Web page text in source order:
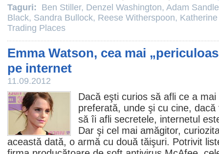
Taguri: Ben Stiller, Denzel Washington, Adam
Black, Sandra Bullock, Reese Witherspoon,
Trading Places
Emma Watson, cea mai
pe internet
11.09.2012
Dacă eşti curios să afli ce a
preferată, unde şi cu cine,
să îi afli secretele, internetul
Dar şi cel mai amăgitor,
această dată, o armă cu două tăişuri. Potrivit